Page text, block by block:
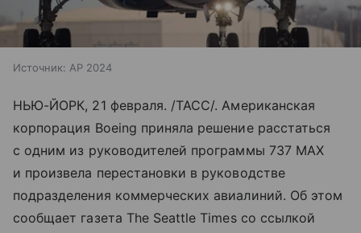
Источник: AP 2024
НЬЮ-ЙОРК, 21 февраля. /ТАСС/. Американская
корпорация Boeing приняла решение расстаться
с одним из руководителей программы 737 MAX
и произвела перестановки в руководстве
подразделения коммерческих авиалиний. Об этом
сообщает газета The Seattle Times со ссылкой